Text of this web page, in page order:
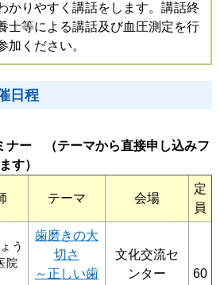
かりやすく講話をします。講話終
士等による講話及び血圧測定を行
加ください。
日程
ー （テーマから直接申し込みフ
す）
テーマ 会場
定
員
う
院
歯磨きの大
切さ
～正しい歯
文化交流セ
ンター
60